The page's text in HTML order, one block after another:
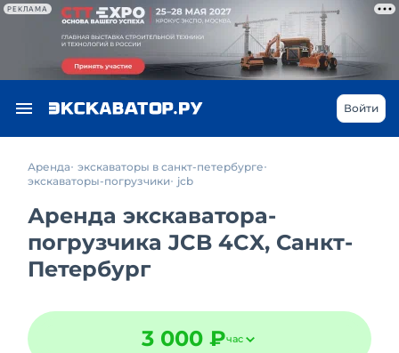
РЕКЛАМА
Войти
Аренда экскаваторы в санкт-петербурге
экскаваторы-погрузчики jcb
Аренда экскаватора-
погрузчика JCB 4CX, Санкт-
Петербург
3 000 ₽час